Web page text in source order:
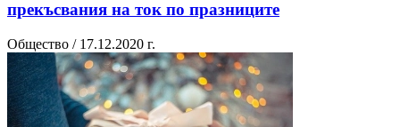
прекъсвания на ток по празниците
Общество / 17.12.2020 г.